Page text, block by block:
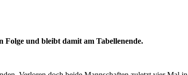
und bleibt damit am Tabellenende.